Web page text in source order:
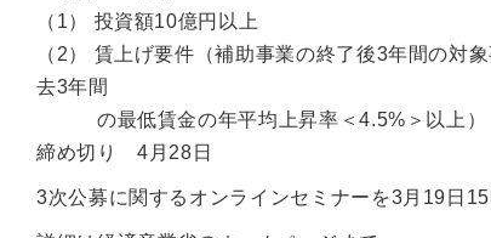
（1） 投資額10億円以上
（2） 賃上げ要件（補助事業の終了後3年間の対
去3年間
の最低賃金の年平均上昇率＜4.5%＞以上）
締め切り 4月28日
3次公募に関するオンラインセミナーを3月19日15